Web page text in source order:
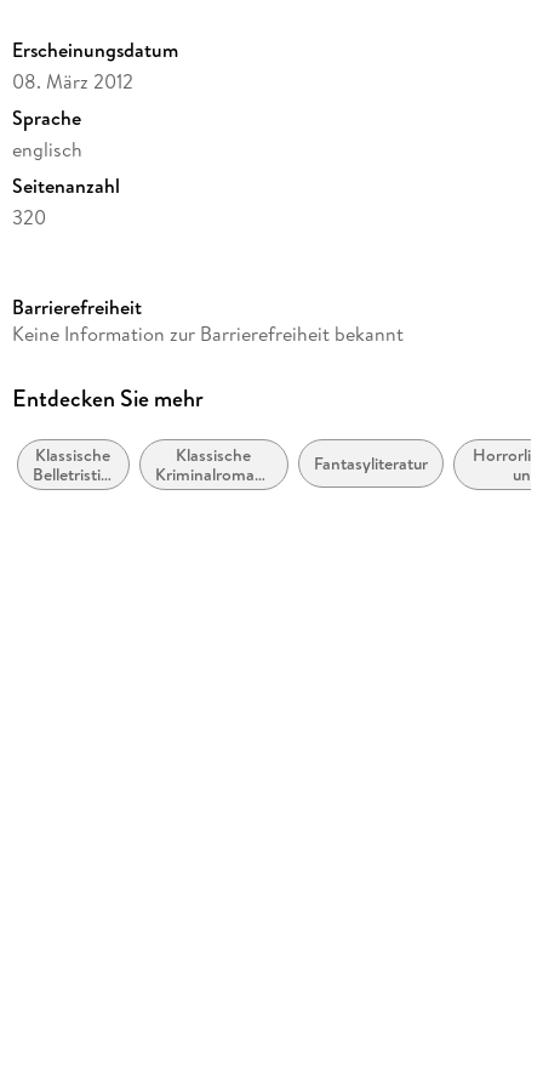
Erscheinungsdatum
08. März 2012
Sprache
englisch
Seitenanzahl
320
Autor/Autorin
Übersetzung
Verlag/Hersteller
Oxford University Press
Barrierefreiheit
Keine Information zur Barrierefreiheit bekannt
Entdecken Sie mehr
Klassische
Belletristik:
allgemein
Klassische
Kriminalromane
und Mystery
Fantasyliteratur
und